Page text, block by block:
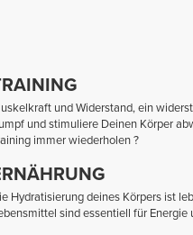
und Widerstand, ein
und stimuliere Deinen Körper
immer wiederholen ?
Hydratisierung deines Körpers ist
sind essentiell für Energie